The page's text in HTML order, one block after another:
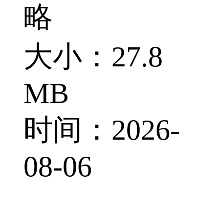
略
大小：27.8
MB
时间：2026-
08-06